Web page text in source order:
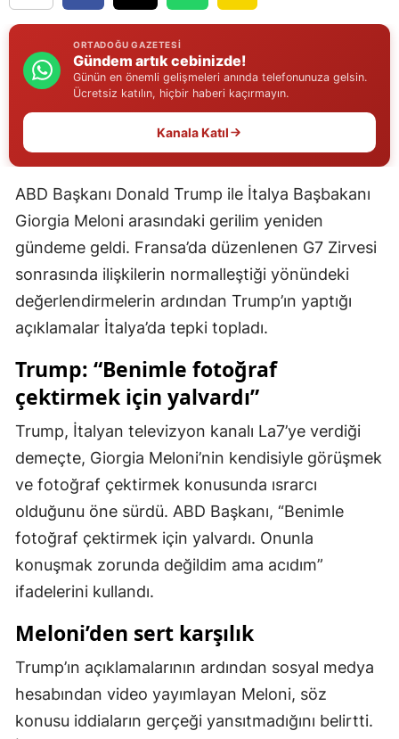
Erzurum
Eskişehir
Gaziantep
Giresun
Hakkari
Hatay
Isparta
Mersin
İzmir
Kars
Kastamonu
Kayseri
Kırklareli
Kırşehir
Konya
Kütahya
Malatya
ORTADOĞU GAZETESI
Gündem artık cebinizde!
Günün en önemli gelişmeleri anında telefonunuza gelsin.
Ücretsiz katılın, hiçbir haberi kaçırmayın.
Kanala Katıl
ABD Başkanı Donald Trump ile İtalya Başbakanı
Giorgia Meloni arasındaki gerilim yeniden
gündeme geldi. Fransa’da düzenlenen G7 Zirvesi
sonrasında ilişkilerin normalleştiği yönündeki
değerlendirmelerin ardından Trump’ın yaptığı
açıklamalar İtalya’da tepki topladı.
Trump: “Benimle fotoğraf
çektirmek için yalvardı”
Trump, İtalyan televizyon kanalı La7’ye verdiği
demeçte, Giorgia Meloni’nin kendisiyle görüşmek
ve fotoğraf çektirmek konusunda ısrarcı
olduğunu öne sürdü. ABD Başkanı, “Benimle
fotoğraf çektirmek için yalvardı. Onunla
konuşmak zorunda değildim ama acıdım”
ifadelerini kullandı.
Meloni’den sert karşılık
Trump’ın açıklamalarının ardından sosyal medya
hesabından video yayımlayan Meloni, söz
konusu iddiaların gerçeği yansıtmadığını belirtti.